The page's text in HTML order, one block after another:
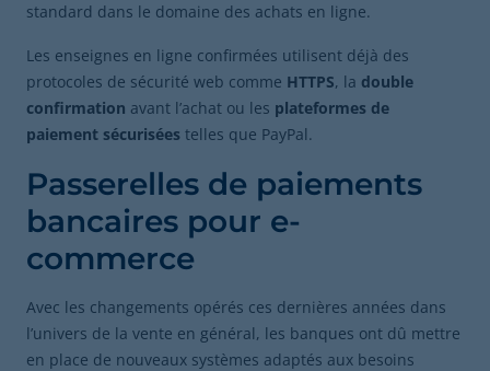
standard dans le domaine des achats en ligne.
Les enseignes en ligne confirmées utilisent déjà des
protocoles de sécurité web comme HTTPS, la double
confirmation avant l’achat ou les plateformes de
paiement sécurisées telles que PayPal.
Passerelles de paiements
bancaires pour e-
commerce
Avec les changements opérés ces dernières années dans
l’univers de la vente en général, les banques ont dû mettre
en place de nouveaux systèmes adaptés aux besoins